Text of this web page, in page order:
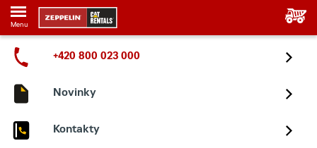
Menu
+420 800 023 000
Novinky
Kontakty